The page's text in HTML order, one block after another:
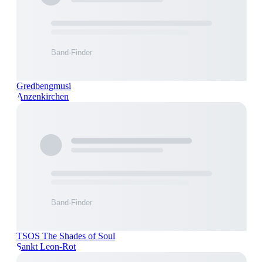
Gredbengmusi
Anzenkirchen
TSOS The Shades of Soul
Sankt Leon-Rot